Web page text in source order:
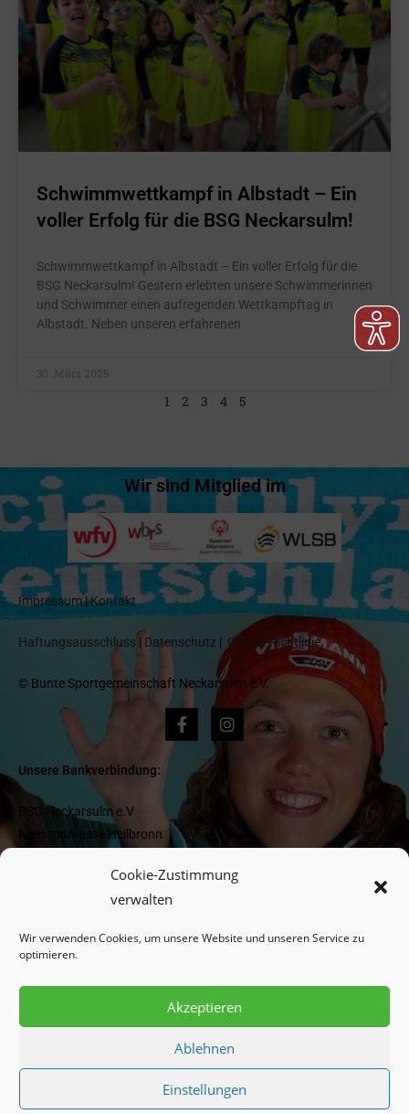
Cookie-Zustimmung
verwalten
Wir verwenden Cookies, um unsere Website und unseren Service zu
optimieren.
Akzeptieren
Ablehnen
Einstellungen
Schwimmwettkampf in Albstadt – Ein
voller Erfolg für die BSG Neckarsulm!
Schwimmwettkampf in Albstadt – Ein voller Erfolg für die
BSG Neckarsulm! Gestern erlebten unsere Schwimmerinnen
und Schwimmer einen aufregenden Wettkampftag in
Albstadt. Neben unseren erfahrenen
30. März 2025
1 2 3 4 5
Wir sind Mitglied im
Impressum|Kontakt
Haftungsausschluss | Datenschutz | Cookie-Richtlinie
© Bunte Sportgemeinschaft Neckarsulm e.V.
Unsere Bankverbindung:
BSG Neckarsulm e.V
Kreissparkasse Heilbronn
BIC HEISDE66XXX
Newsletter:
Indem Sie fortfahren, akzeptieren Sie unsere
Datenschutzerklärung.